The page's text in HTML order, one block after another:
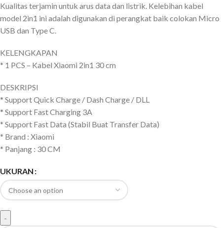
Kualitas terjamin untuk arus data dan listrik. Kelebihan kabel
model 2in1 ini adalah digunakan di perangkat baik colokan Micro
USB dan Type C.
KELENGKAPAN
* 1 PCS – Kabel Xiaomi 2in1 30 cm
DESKRIPSI
* Support Quick Charge / Dash Charge / DLL
* Support Fast Charging 3A
* Support Fast Data (Stabil Buat Transfer Data)
* Brand : Xiaomi
* Panjang : 30 CM
UKURAN